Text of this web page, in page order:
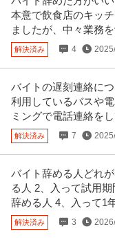
本意で飲食店のキッ
ましたが、中々業務
解決済み 4
バイトの遅刻連絡に
利用しているバスや
ミングで電話連絡を
解決済み 7
バイト辞める人どれ
る人 2、入って試用
辞める人 4、入って1
解決済み 3